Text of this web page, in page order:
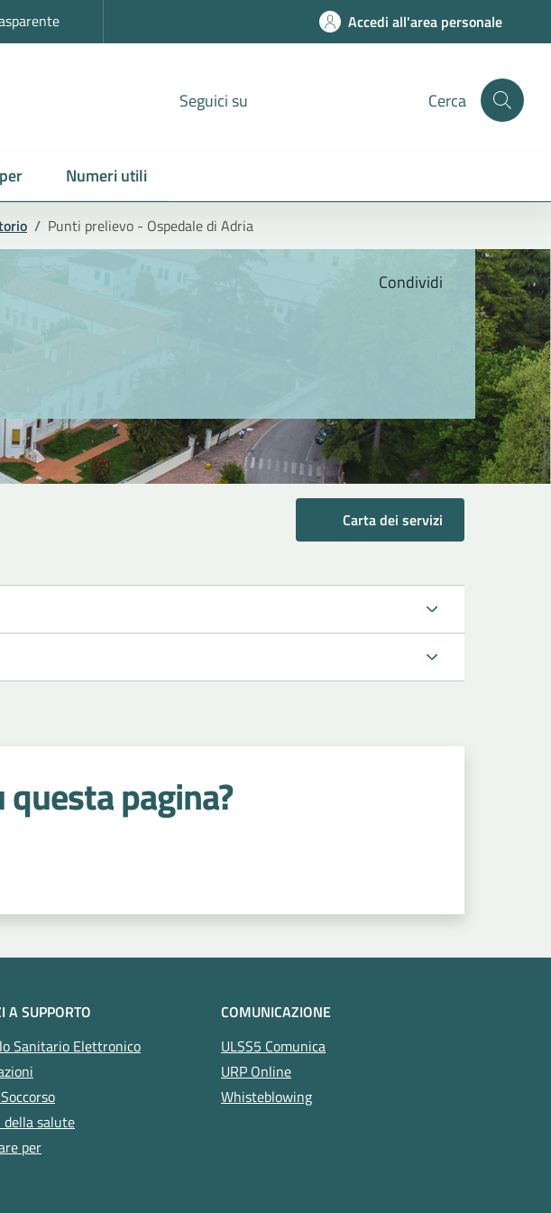
Accedi all'area personale
Seguici su Cerca
Numeri utili
/ Punti prelievo - Ospedale di Adria
Condividi
Carta dei servizi
pagina?
A SUPPORTO
Sanitario Elettronico
della salute
per
COMUNICAZIONE
ULSS5 Comunica
URP Online
Whisteblowing